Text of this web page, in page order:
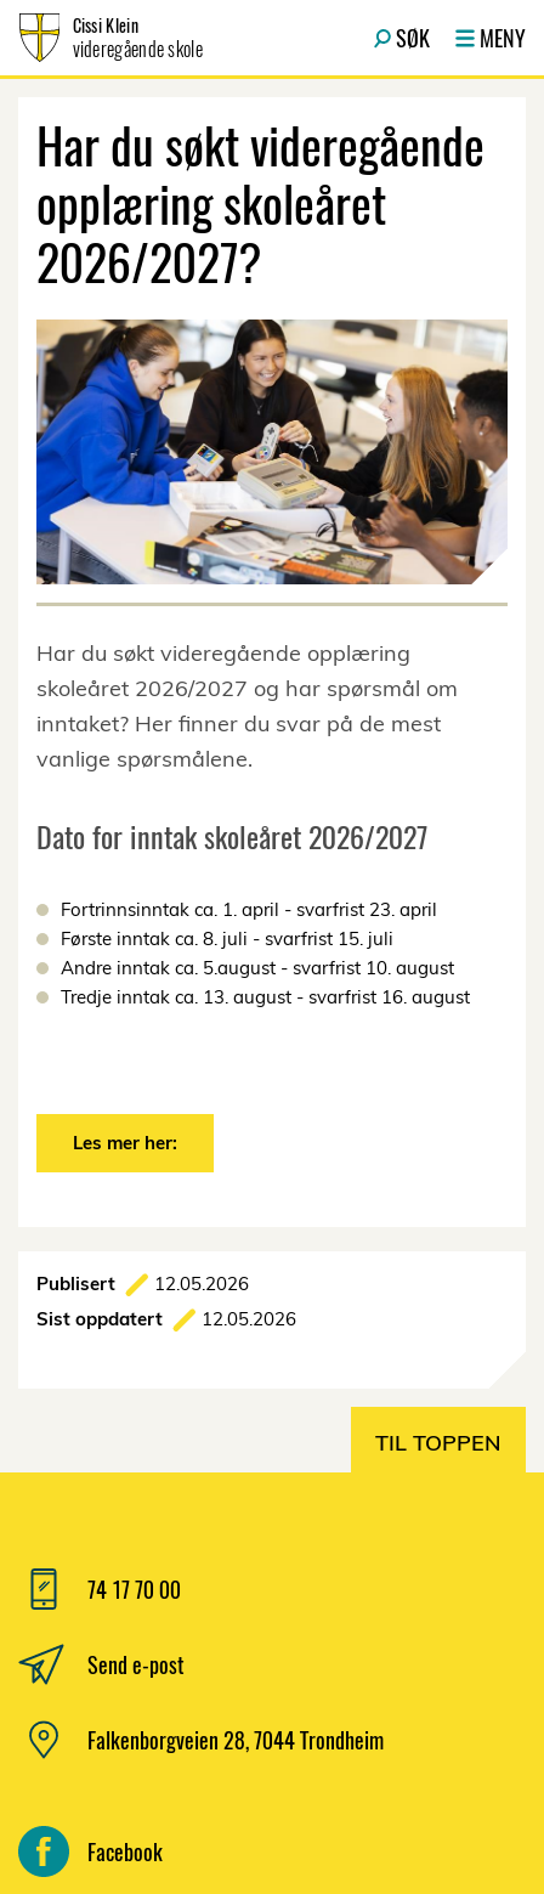
Cissi Klein
videregående skole SØK MENY
Har du søkt videregående
opplæring skoleåret
2026/2027?
Har du søkt videregående opplæring
skoleåret 2026/2027 og har spørsmål om
inntaket? Her finner du svar på de mest
vanlige spørsmålene.
Dato for inntak skoleåret 2026/2027
Fortrinnsinntak ca. 1. april - svarfrist 23. april
Første inntak ca. 8. juli - svarfrist 15. juli
Andre inntak ca. 5.august - svarfrist 10. august
Tredje inntak ca. 13. august - svarfrist 16. august
Les mer her:
Publisert
12.05.2026
Sist oppdatert
12.05.2026
TIL TOPPEN
74 17 70 00
Send e-post
Falkenborgveien 28, 7044 Trondheim
Facebook